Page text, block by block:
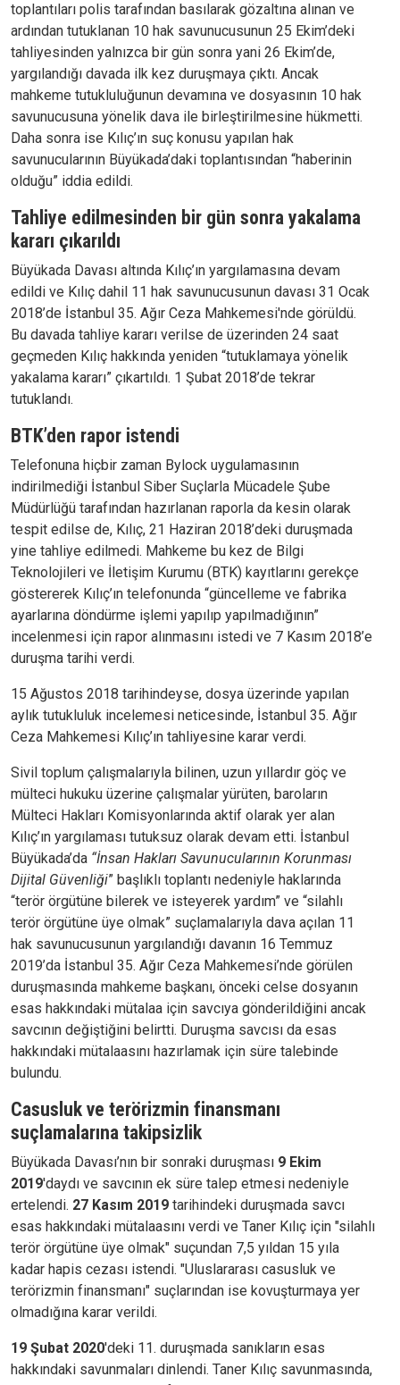
toplantıları polis tarafından basılarak gözaltına alınan ve
ardından tutuklanan 10 hak savunucusunun 25 Ekim’deki
tahliyesinden yalnızca bir gün sonra yani 26 Ekim’de,
yargılandığı davada ilk kez duruşmaya çıktı. Ancak
mahkeme tutukluluğunun devamına ve dosyasının 10 hak
savunucusuna yönelik dava ile birleştirilmesine hükmetti.
Daha sonra ise Kılıç’ın suç konusu yapılan hak
savunucularının Büyükada’daki toplantısından “haberinin
olduğu” iddia edildi.
Tahliye edilmesinden bir gün sonra yakalama
kararı çıkarıldı
Büyükada Davası altında Kılıç’ın yargılamasına devam
edildi ve Kılıç dahil 11 hak savunucusunun davası 31 Ocak
2018’de İstanbul 35. Ağır Ceza Mahkemesi'nde görüldü.
Bu davada tahliye kararı verilse de üzerinden 24 saat
geçmeden Kılıç hakkında yeniden “tutuklamaya yönelik
yakalama kararı” çıkartıldı. 1 Şubat 2018’de tekrar
tutuklandı.
BTK’den rapor istendi
Telefonuna hiçbir zaman Bylock uygulamasının
indirilmediği İstanbul Siber Suçlarla Mücadele Şube
Müdürlüğü tarafından hazırlanan raporla da kesin olarak
tespit edilse de, Kılıç, 21 Haziran 2018’deki duruşmada
yine tahliye edilmedi. Mahkeme bu kez de Bilgi
Teknolojileri ve İletişim Kurumu (BTK) kayıtlarını gerekçe
göstererek Kılıç’ın telefonunda “güncelleme ve fabrika
ayarlarına döndürme işlemi yapılıp yapılmadığının”
incelenmesi için rapor alınmasını istedi ve 7 Kasım 2018’e
duruşma tarihi verdi.
15 Ağustos 2018 tarihindeyse, dosya üzerinde yapılan
aylık tutukluluk incelemesi neticesinde, İstanbul 35. Ağır
Ceza Mahkemesi Kılıç’ın tahliyesine karar verdi.
Sivil toplum çalışmalarıyla bilinen, uzun yıllardır göç ve
mülteci hukuku üzerine çalışmalar yürüten, baroların
Mülteci Hakları Komisyonlarında aktif olarak yer alan
Kılıç’ın yargılaması tutuksuz olarak devam etti. İstanbul
Büyükada’da “İnsan Hakları Savunucularının Korunması
Dijital Güvenliği” başlıklı toplantı nedeniyle haklarında
“terör örgütüne bilerek ve isteyerek yardım” ve “silahlı
terör örgütüne üye olmak” suçlamalarıyla dava açılan 11
hak savunucusunun yargılandığı davanın 16 Temmuz
2019’da İstanbul 35. Ağır Ceza Mahkemesi’nde görülen
duruşmasında mahkeme başkanı, önceki celse dosyanın
esas hakkındaki mütalaa için savcıya gönderildiğini ancak
savcının değiştiğini belirtti. Duruşma savcısı da esas
hakkındaki mütalaasını hazırlamak için süre talebinde
bulundu.
Casusluk ve terörizmin finansmanı
suçlamalarına takipsizlik
Büyükada Davası’nın bir sonraki duruşması 9 Ekim
2019'daydı ve savcının ek süre talep etmesi nedeniyle
ertelendi. 27 Kasım 2019 tarihindeki duruşmada savcı
esas hakkındaki mütalaasını verdi ve Taner Kılıç için "silahlı
terör örgütüne üye olmak" suçundan 7,5 yıldan 15 yıla
kadar hapis cezası istendi. "Uluslararası casusluk ve
terörizmin finansmanı" suçlarından ise kovuşturmaya yer
olmadığına karar verildi.
19 Şubat 2020'deki 11. duruşmada sanıkların esas
hakkındaki savunmaları dinlendi. Taner Kılıç savunmasında,